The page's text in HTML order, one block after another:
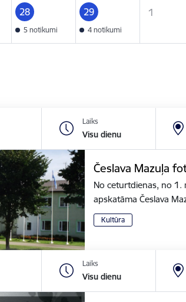
28
5 notikumi
29
4 notikumi
1
Laiks
Visu dienu
Česlava Mazuļa
No ceturtdienas, no 1.
apskatāma Česlava
Kultūra
Laiks
Visu dienu